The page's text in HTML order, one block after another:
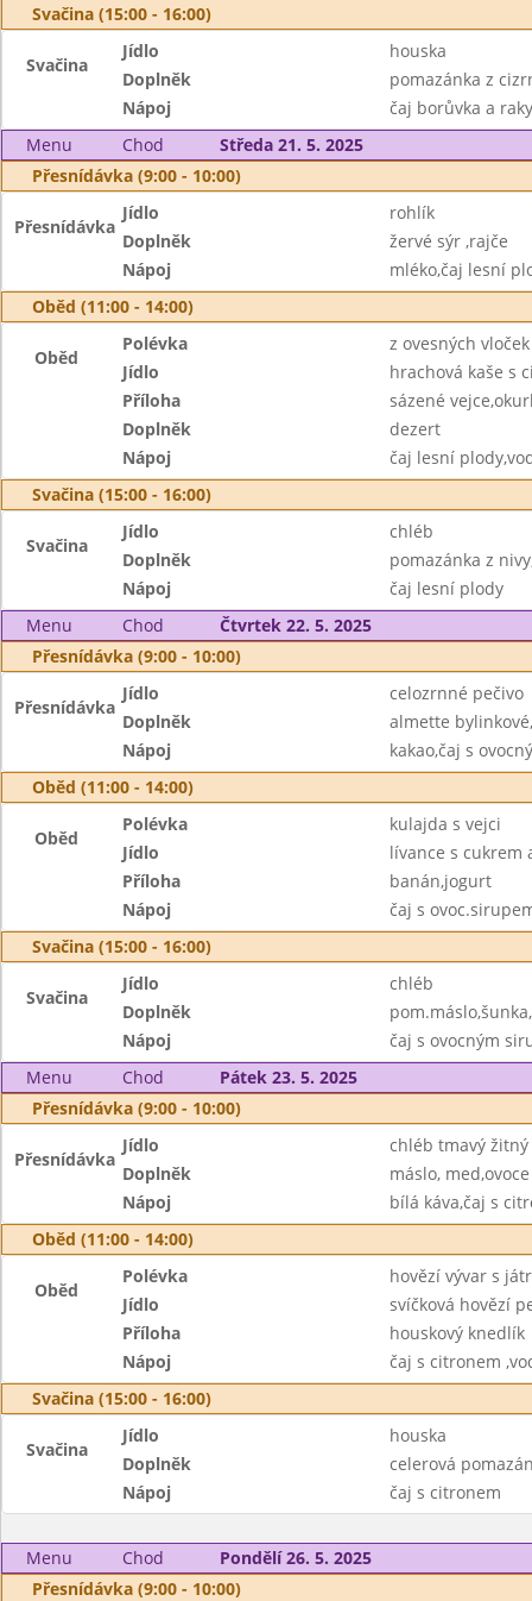
Svačina (15:00 - 16:00)
Svačina
Jídlo
houska
Doplněk
pomazánka z
Nápoj
čaj borůvka a
Menu
Chod
Středa 21. 5. 2025
Přesnídávka (9:00 - 10:00)
Přesnídávka
Jídlo
rohlík
Doplněk
žervé sýr ,rajče
Nápoj
mléko,čaj lesní
Oběd (11:00 - 14:00)
Oběd
Polévka
z ovesných
Jídlo
hrachová kaše s
Příloha
sázené
Doplněk
dezert
Nápoj
čaj lesní
Svačina (15:00 - 16:00)
Svačina
Jídlo
chléb
Doplněk
pomazánka z
Nápoj
čaj lesní plody
Menu
Chod
Čtvrtek 22. 5. 2025
Přesnídávka (9:00 - 10:00)
Přesnídávka
Jídlo
celozrnné pečivo
Doplněk
almette
Nápoj
kakao,čaj s
Oběd (11:00 - 14:00)
Oběd
Polévka
kulajda s vejci
Jídlo
lívance s cukrem
Příloha
banán,jogurt
Nápoj
čaj s
Svačina (15:00 - 16:00)
Svačina
Jídlo
chléb
Doplněk
Nápoj
čaj s ovocným
Menu
Chod
Pátek 23. 5. 2025
Přesnídávka (9:00 - 10:00)
Přesnídávka
Jídlo
chléb tmavý žitný
Doplněk
máslo, med,ovoce
Nápoj
bílá káva,čaj s
Oběd (11:00 - 14:00)
Oběd
Polévka
hovězí vývar s
Jídlo
svíčková hovězí
Příloha
houskový knedlík
Nápoj
čaj s citronem
Svačina (15:00 - 16:00)
Svačina
Jídlo
houska
Doplněk
celerová
Nápoj
čaj s citronem
Menu Chod
Pondělí 26. 5. 2025
Přesnídávka (9:00 - 10:00)